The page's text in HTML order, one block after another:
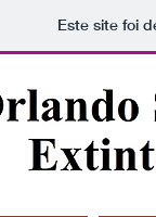
Este site foi